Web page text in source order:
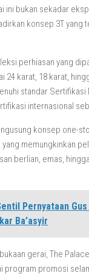
ini bukan sekadar
konsep 3T yang
perhiasan yang
24 karat, 18 karat,
standar Sertifikasi
internasional
konsep one-
memungkinkan
berlian, emas,
Pernyataan
Ba’asyir
gerai, The
program promosi